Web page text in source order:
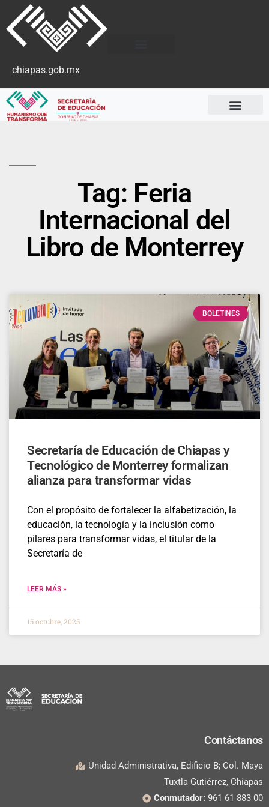
chiapas.gob.mx
Tag: Feria
Internacional del
Libro de Monterrey
BOLETINES
Secretaría de Educación de Chiapas y
Tecnológico de Monterrey formalizan
alianza para transformar vidas
Con el propósito de fortalecer la alfabetización, la
educación, la tecnología y la inclusión como
pilares para transformar vidas, el titular de la
Secretaría de
LEER MÁS »
15 octubre, 2025
Contáctanos
Unidad Administrativa, Edificio B; Col. Maya
Tuxtla Gutiérrez, Chiapas
Conmutador: 961 61 883 00